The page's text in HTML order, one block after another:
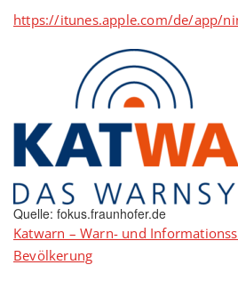
https://itunes.apple.com/de/app/
Quelle: fokus.fraunhofer.de
Katwarn – Warn- und
Bevölkerung